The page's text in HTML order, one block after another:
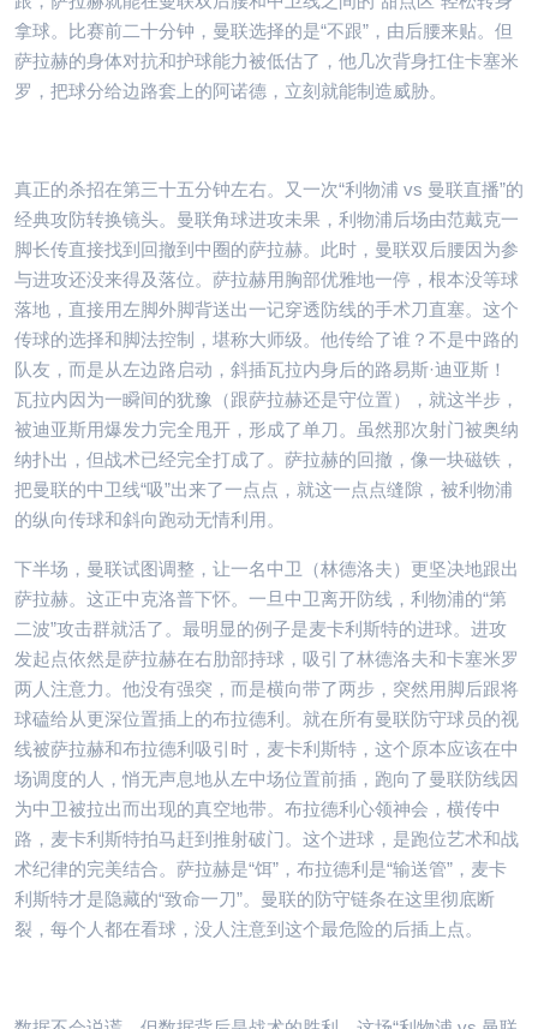
拿球。比赛前二十分钟，曼联选择的是“不跟”，由后腰来贴。但
萨拉赫的身体对抗和护球能力被低估了，他几次背身扛住卡塞米
罗，把球分给边路套上的阿诺德，立刻就能制造威胁。
真正的杀招在第三十五分钟左右。又一次“利物浦 vs 曼联直播”的
经典攻防转换镜头。曼联角球进攻未果，利物浦后场由范戴克一
脚长传直接找到回撤到中圈的萨拉赫。此时，曼联双后腰因为参
与进攻还没来得及落位。萨拉赫用胸部优雅地一停，根本没等球
落地，直接用左脚外脚背送出一记穿透防线的手术刀直塞。这个
传球的选择和脚法控制，堪称大师级。他传给了谁？不是中路的
队友，而是从左边路启动，斜插瓦拉内身后的路易斯·迪亚斯！
瓦拉内因为一瞬间的犹豫（跟萨拉赫还是守位置），就这半步，
被迪亚斯用爆发力完全甩开，形成了单刀。虽然那次射门被奥纳
纳扑出，但战术已经完全打成了。萨拉赫的回撤，像一块磁铁，
把曼联的中卫线“吸”出来了一点点，就这一点点缝隙，被利物浦
的纵向传球和斜向跑动无情利用。
下半场，曼联试图调整，让一名中卫（林德洛夫）更坚决地跟出
萨拉赫。这正中克洛普下怀。一旦中卫离开防线，利物浦的“第
二波”攻击群就活了。最明显的例子是麦卡利斯特的进球。进攻
发起点依然是萨拉赫在右肋部持球，吸引了林德洛夫和卡塞米罗
两人注意力。他没有强突，而是横向带了两步，突然用脚后跟将
球磕给从更深位置插上的布拉德利。就在所有曼联防守球员的视
线被萨拉赫和布拉德利吸引时，麦卡利斯特，这个原本应该在中
场调度的人，悄无声息地从左中场位置前插，跑向了曼联防线因
为中卫被拉出而出现的真空地带。布拉德利心领神会，横传中
路，麦卡利斯特拍马赶到推射破门。这个进球，是跑位艺术和战
术纪律的完美结合。萨拉赫是“饵”，布拉德利是“输送管”，麦卡
利斯特才是隐藏的“致命一刀”。曼联的防守链条在这里彻底断
裂，每个人都在看球，没人注意到这个最危险的后插上点。